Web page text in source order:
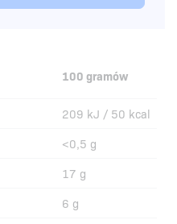
100 gramów
209 kJ / 50 kcal
<0,5 g
17 g
6 g